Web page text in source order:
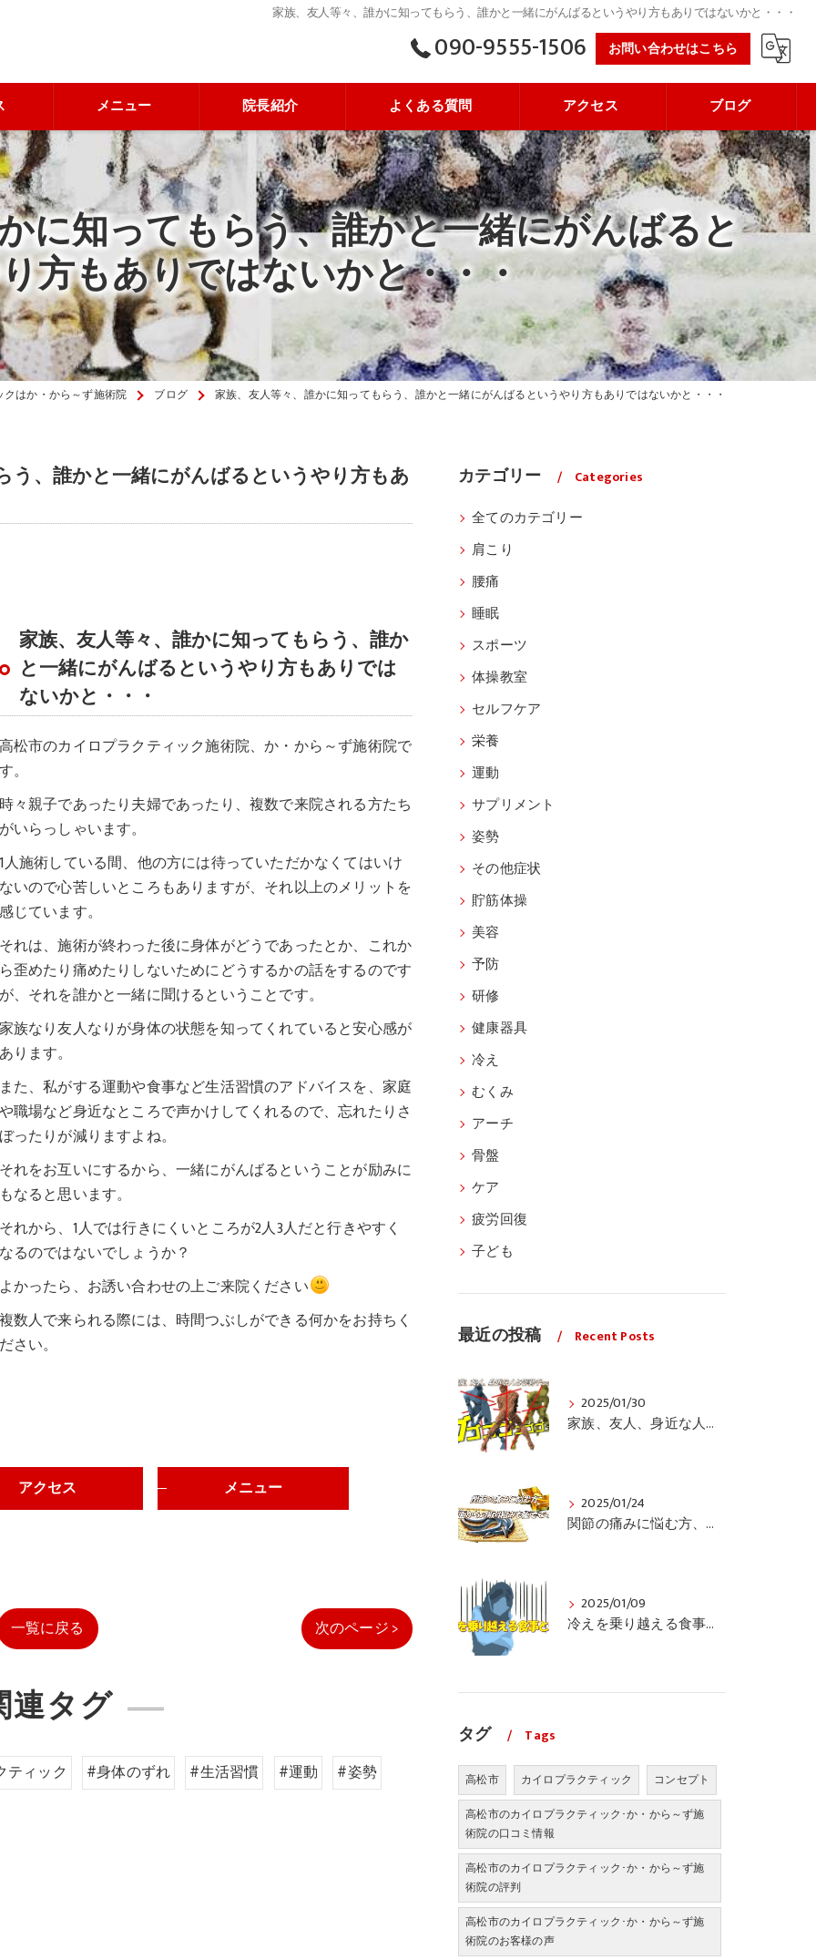
家族、友人等々、誰かに知ってもらう、誰かと一緒にがんばるというやり方もありではないかと・・・
090-9555-1506 お問い合わせはこちら
メニュー 院長紹介 よくある質問 アクセス ブログ
に知ってもらう、誰かと一緒にがんばると
方もありではないかと・・・
はか・から～ず施術院 ブログ 家族、友人等々、誰かに知ってもらう、誰かと一緒にがんばるというやり方もありではないかと・・・
う、誰かと一緒にがんばるというやり方もあ
家族、友人等々、誰かに知ってもらう、誰か
と一緒にがんばるというやり方もありでは
ないかと・・・
高松市のカイロプラクティック施術院、か・から～ず施術院で
す。
時々親子であったり夫婦であったり、複数で来院される方たち
がいらっしゃいます。
1人施術している間、他の方には待っていただかなくてはいけ
ないので心苦しいところもありますが、それ以上のメリットを
感じています。
それは、施術が終わった後に身体がどうであったとか、これか
ら歪めたり痛めたりしないためにどうするかの話をするのです
が、それを誰かと一緒に聞けるということです。
家族なり友人なりが身体の状態を知ってくれていると安心感が
あります。
また、私がする運動や食事など生活習慣のアドバイスを、家庭
や職場など身近なところで声かけしてくれるので、忘れたりさ
ぼったりが減りますよね。
それをお互いにするから、一緒にがんばるということが励みに
もなると思います。
それから、1人では行きにくいところが2人3人だと行きやすく
なるのではないでしょうか？
よかったら、お誘い合わせの上ご来院ください
複数人で来られる際には、時間つぶしができる何かをお持ちく
ださい。
アクセス メニュー
一覧に戻る 次のページ >
連タグ
ティック #身体のずれ #生活習慣 #運動 #姿勢
カテゴリー Categories
全てのカテゴリー
肩こり
腰痛
睡眠
スポーツ
体操教室
セルフケア
栄養
運動
サプリメント
姿勢
その他症状
貯筋体操
美容
予防
研修
健康器具
冷え
むくみ
アーチ
骨盤
ケア
疲労回復
子ども
最近の投稿 Recent Posts
2025/01/30
家族、友人、身近な人の姿勢をちょっと見てみませんか？
2025/01/24
関節の痛みに悩む方、栄養面からの取り組みも重要ですよ！
2025/01/09
冷えを乗り越える食事と運動
タグ Tags
高松市 カイロプラクティック
コンセプト
高松市のカイロプラクティック･か・から～ず施
術院の口コミ情報
高松市のカイロプラクティック･か・から～ず施
術院の評判
高松市のカイロプラクティック･か・から～ず施
術院のお客様の声